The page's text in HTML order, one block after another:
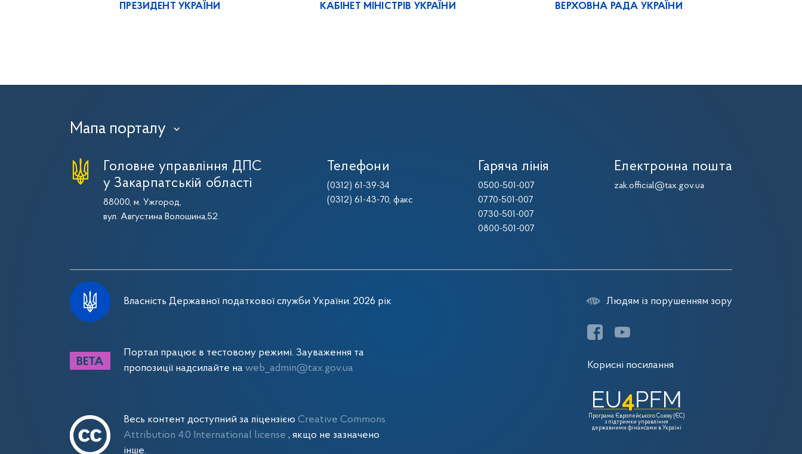
ПРЕЗИДЕНТ УКРАЇНИ КАБІНЕТ МІНІСТРІВ УКРАЇНИ ВЕРХОВНА РАДА УКРАЇНИ
Мапа порталу ›
Головне управління ДПС
у Закарпатській області
88000, м. Ужгород,
вул. Августина Волошина,52.
Телефони
(0312) 61-39-34
(0312) 61-43-70, факс
Гаряча лінія
0500-501-007
0770-501-007
0730-501-007
0800-501-007
Електронна пошта
zak.official@tax.gov.ua
Власність Державної податкової служби України. 2026 рік
Портал працює в тестовому режимі. Зауваження та
пропозиції надсилайте на web_admin@tax.gov.ua
Весь контент доступний за ліцензією Creative Commons
Attribution 4.0 International license , якщо не зазначено
інше.
Людям із порушенням зору
Корисні посилання
Програма Європейського Союзу (ЄС)
з підтримки управління
державними фінансами в Україні